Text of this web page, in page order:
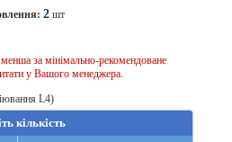
2 шт
за мінімально-рекомендоване
у Вашого менеджера.
L4)
кількість